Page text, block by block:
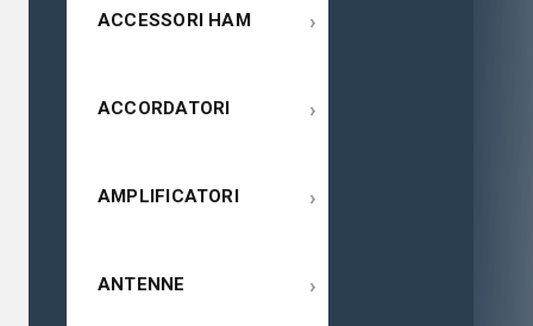
ACCESSORI HAM ›
ACCORDATORI ›
AMPLIFICATORI ›
ANTENNE ›